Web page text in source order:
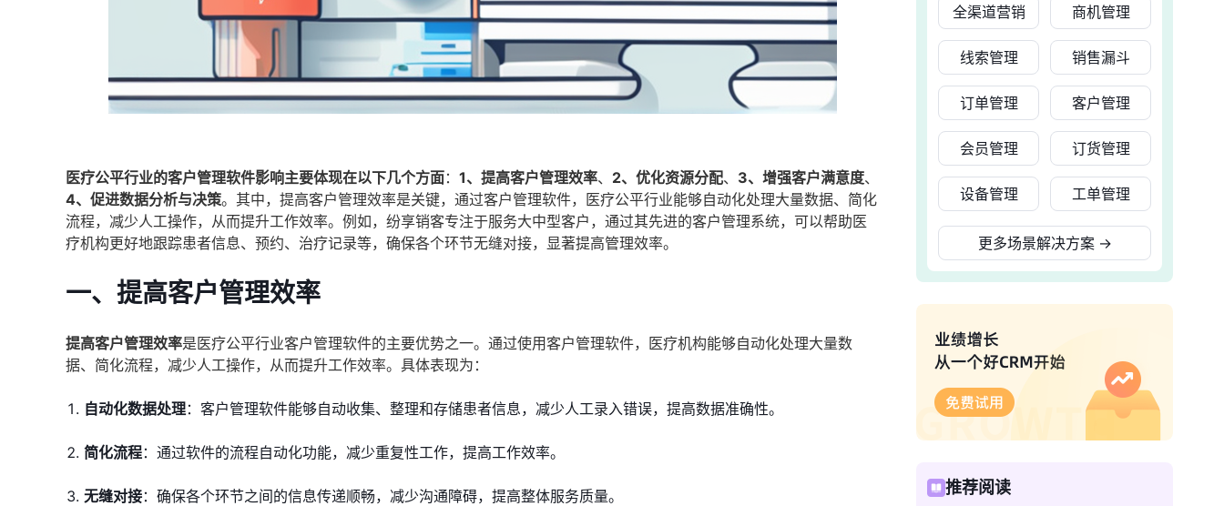
医疗公平行业的客户管理软件影响主要体现在以下几个方面： 1、提高客户管理效率、 2、优化资源分配、 3、增强客户满意度、
4、促进数据分析与决策。其中，提高客户管理效率是关键，通过客户管理软件，医疗公平行业能够自动化处理大量数据、简化
流程，减少人工操作，从而提升工作效率。例如，纷享销客专注于服务大中型客户，通过其先进的客户管理系统，可以帮助医
疗机构更好地跟踪患者信息、预约、治疗记录等，确保各个环节无缝对接，显著提高管理效率。
一、提高客户管理效率
提高客户管理效率是医疗公平行业客户管理软件的主要优势之一。通过使用客户管理软件，医疗机构能够自动化处理大量数
据、简化流程，减少人工操作，从而提升工作效率。具体表现为：
自动化数据处理：客户管理软件能够自动收集、整理和存储患者信息，减少人工录入错误，提高数据准确性。
简化流程：通过软件的流程自动化功能，减少重复性工作，提高工作效率。
无缝对接：确保各个环节之间的信息传递顺畅，减少沟通障碍，提高整体服务质量。
全渠道营销 商机管理
线索管理 销售漏斗
订单管理 客户管理
会员管理 订货管理
设备管理 工单管理
更多场景解决方案 →
推荐阅读